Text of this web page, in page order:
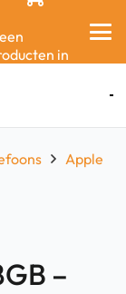
in
Apple
–